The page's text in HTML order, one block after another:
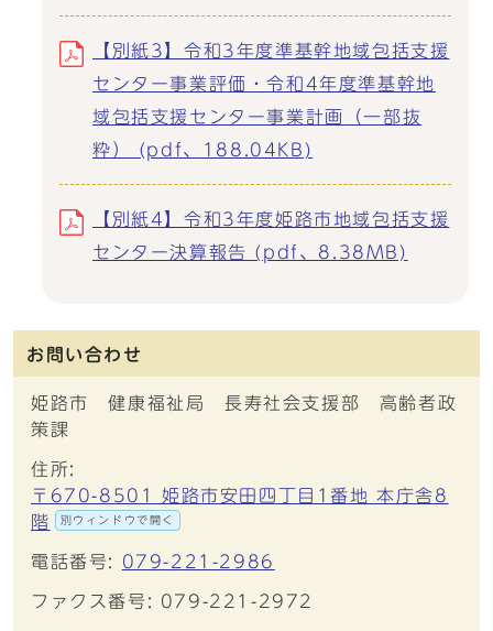
【別紙3】令和3年度準基幹地域包括支援
センター事業評価・令和4年度準基幹地
域包括支援センター事業計画（一部抜
粋） (pdf、188.04KB)
【別紙4】令和3年度姫路市地域包括支援
センター決算報告 (pdf、8.38MB)
お問い合わせ
姫路市 健康福祉局 長寿社会支援部 高齢者政
策課
住所:
〒670-8501 姫路市安田四丁目1番地 本庁舎8
階
別ウィンドウで開く
電話番号: 079-221-2986
ファクス番号: 079-221-2972